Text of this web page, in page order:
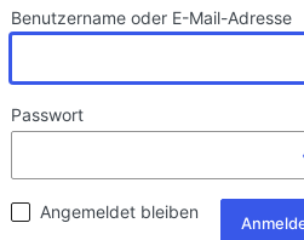
Benutzername oder E-Mail-Adresse
Passwort
Angemeldet bleiben